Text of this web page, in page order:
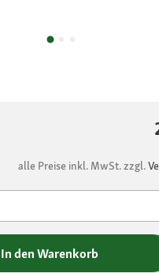
alle Preise inkl. MwSt. zzgl.
In den Warenkorb